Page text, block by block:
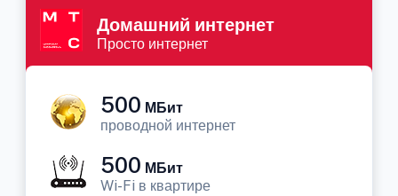
Домашний интернет
Просто интернет
500 МБит
проводной интернет
500 МБит
Wi-Fi в квартире